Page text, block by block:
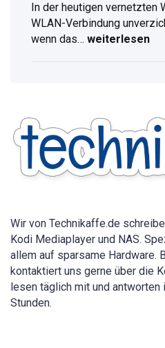
In der heutigen vernetzten
WLAN-Verbindung
wenn das…
für
alle
Geräte
2026
weiterlesen
Wir von Technikaffe.de
Kodi Mediaplayer und NAS.
allem auf sparsame Hardware.
kontaktiert uns gerne über die
lesen täglich mit und antworten
Stunden.